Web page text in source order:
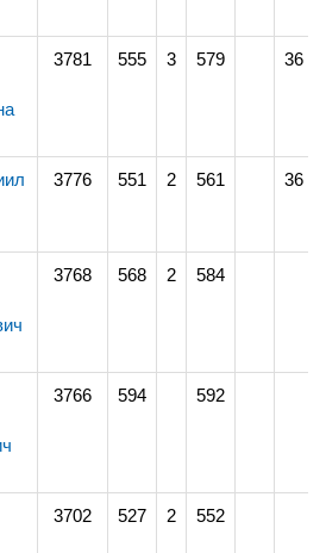
3781 555 3 579 36
3776 551 2 561 36
3768 568 2 584
3766 594 592
3702 527 2 552